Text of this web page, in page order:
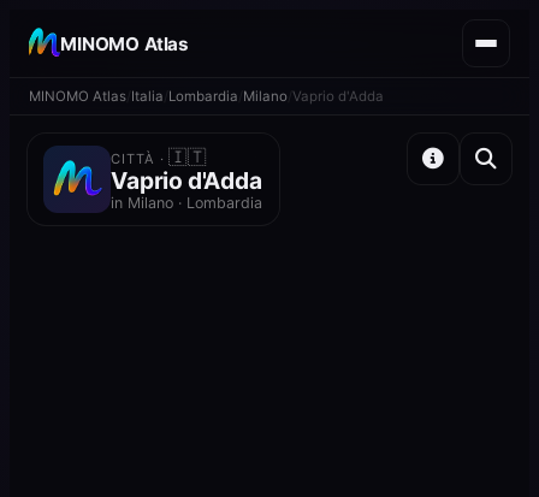
MINOMO Atlas
MINOMO Atlas Italia Lombardia Milano Vaprio d'Adda
CITTÀ ·🇮🇹
Vaprio d'Adda
in Milano · Lombardia